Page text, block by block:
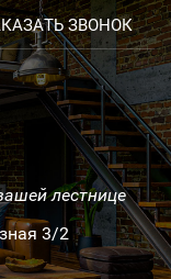
ЗВОНОК
лестнице
3/2